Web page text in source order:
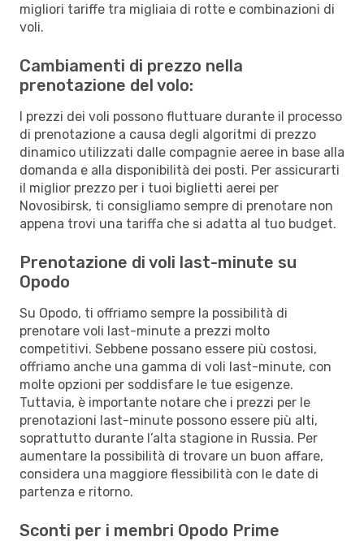
migliori tariffe tra migliaia di rotte e combinazioni di
voli.
Cambiamenti di prezzo nella
prenotazione del volo:
I prezzi dei voli possono fluttuare durante il processo
di prenotazione a causa degli algoritmi di prezzo
dinamico utilizzati dalle compagnie aeree in base alla
domanda e alla disponibilità dei posti. Per assicurarti
il miglior prezzo per i tuoi biglietti aerei per
Novosibirsk, ti consigliamo sempre di prenotare non
appena trovi una tariffa che si adatta al tuo budget.
Prenotazione di voli last-minute su
Opodo
Su Opodo, ti offriamo sempre la possibilità di
prenotare voli last-minute a prezzi molto
competitivi. Sebbene possano essere più costosi,
offriamo anche una gamma di voli last-minute, con
molte opzioni per soddisfare le tue esigenze.
Tuttavia, è importante notare che i prezzi per le
prenotazioni last-minute possono essere più alti,
soprattutto durante l’alta stagione in Russia. Per
aumentare la possibilità di trovare un buon affare,
considera una maggiore flessibilità con le date di
partenza e ritorno.
Sconti per i membri Opodo Prime